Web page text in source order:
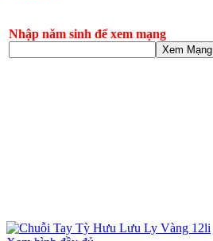
Nhập năm sinh để xem mạng
Xem Mạng